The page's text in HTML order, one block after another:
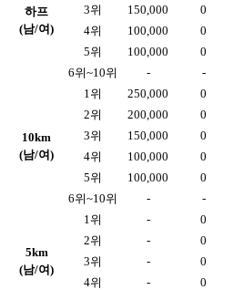
하프
(남/여)
3위
150,000 0
4위
100,000 0
5위
100,000 0
6위~10위
- -
10km
(남/여)
1위 250,000 0
2위
200,000 0
3위
150,000 0
4위
100,000 0
5위
100,000 0
6위~10위
- -
5km
(남/여)
1위 - 0
2위
- 0
3위
- 0
4위
- 0